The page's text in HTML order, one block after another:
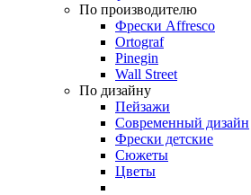
По производителю
Фрески Affresco
Ortograf
Pinegin
Wall Street
По дизайну
Пейзажи
Современный дизайн
Фрески детские
Сюжеты
Цветы